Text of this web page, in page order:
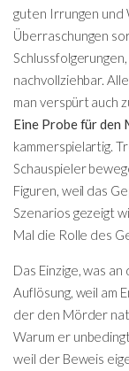
guten Irrungen
Überraschungen
nachvollziehbar.
man verspürt auch
Eine Probe für den
kammerspielartig.
Schauspieler
Figuren, weil das
Szenarios gezeigt
Mal die Rolle des
Das Einzige, was
Auflösung, weil am
der den Mörder
Warum er
weil der Beweis